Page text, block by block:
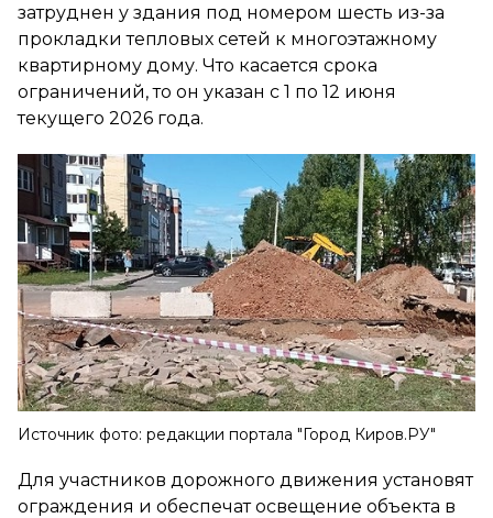
затруднен у здания под номером шесть из-за
прокладки тепловых сетей к многоэтажному
квартирному дому. Что касается срока
ограничений, то он указан с 1 по 12 июня
текущего 2026 года.
Источник фото: редакции портала "Город Киров.РУ"
Для участников дорожного движения установят
ограждения и обеспечат освещение объекта в